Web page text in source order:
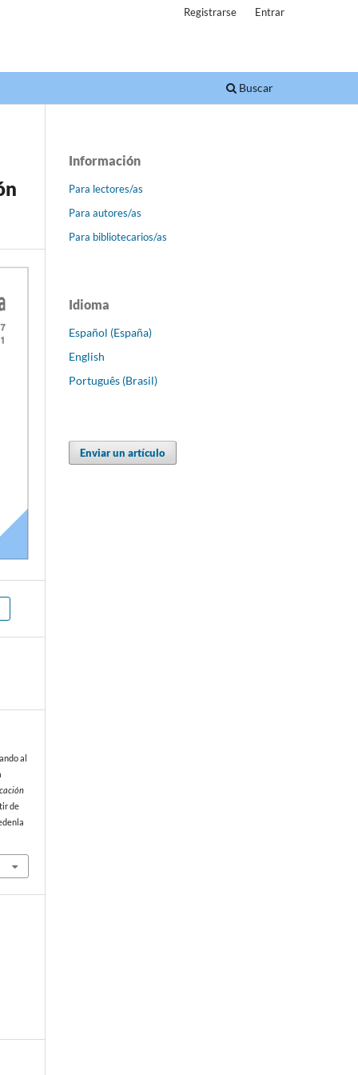
Buscar
Registrarse Entrar
al
de
Información
Para lectores/as
Para autores/as
Para bibliotecarios/as
Idioma
Español (España)
English
Português (Brasil)
Enviar un artículo